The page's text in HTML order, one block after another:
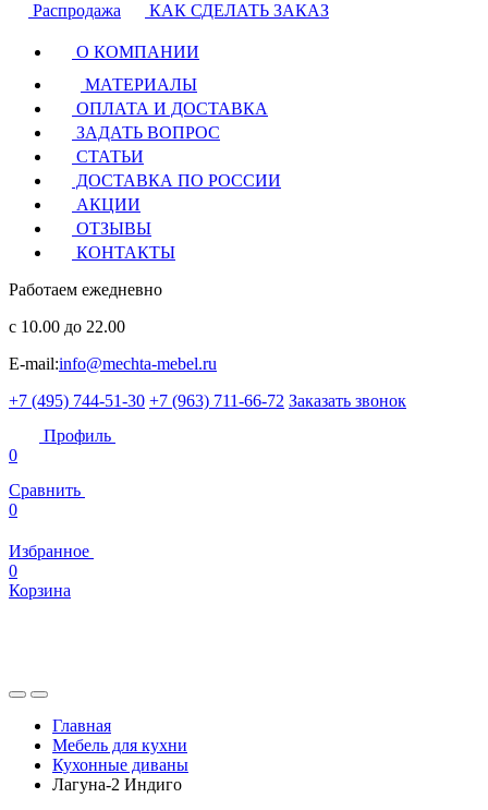
Распродажа КАК СДЕЛАТЬ ЗАКАЗ
О КОМПАНИИ
МАТЕРИАЛЫ
ОПЛАТА И ДОСТАВКА
ЗАДАТЬ ВОПРОС
СТАТЬИ
ДОСТАВКА ПО РОССИИ
АКЦИИ
ОТЗЫВЫ
КОНТАКТЫ
Работаем ежедневно
с 10.00 до 22.00
E-mail:info@mechta-mebel.ru
+7 (495) 744-51-30 +7 (963) 711-66-72 Заказать звонок
Профиль
0
Сравнить
0
Избранное
0
Корзина
Главная
Мебель для кухни
Кухонные диваны
Лагуна-2 Индиго